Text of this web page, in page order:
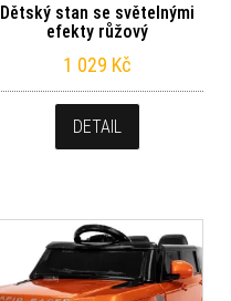
Dětský stan se světelnými
efekty růžový
1 029 Kč
DETAIL